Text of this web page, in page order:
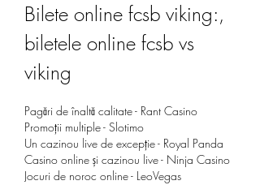
Bilete online fcsb viking:,
biletele online fcsb vs
viking
Pagări de înaltă calitate - Rant Casino
Promoții multiple - Slotimo
Un cazinou live de excepție - Royal Panda
Casino online și cazinou live - Ninja Casino
Jocuri de noroc online - LeoVegas